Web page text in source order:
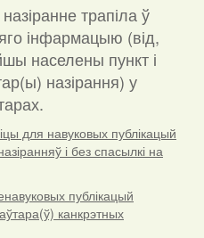
трапіла ў
інфармацыю (від,
населены пункт і
назірання) у
.
для навуковых публікацый
і без спасылкі на
публікацый
канкрэтных